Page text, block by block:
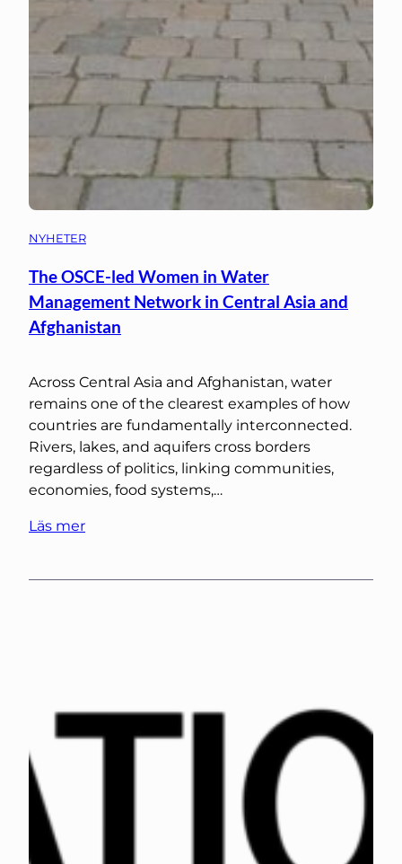
NYHETER
The OSCE-led Women in Water
Management Network in Central Asia and
Afghanistan
Across Central Asia and Afghanistan, water
remains one of the clearest examples of how
countries are fundamentally interconnected.
Rivers, lakes, and aquifers cross borders
regardless of politics, linking communities,
economies, food systems,…
Läs mer